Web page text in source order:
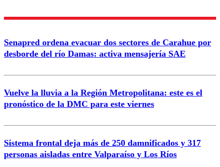
Enviar comentario
Senapred ordena evacuar dos sectores de Carahue por
desborde del río Damas: activa mensajería SAE
Vuelve la lluvia a la Región Metropolitana: este es el
pronóstico de la DMC para este viernes
Sistema frontal deja más de 250 damnificados y 317
personas aisladas entre Valparaíso y Los Ríos